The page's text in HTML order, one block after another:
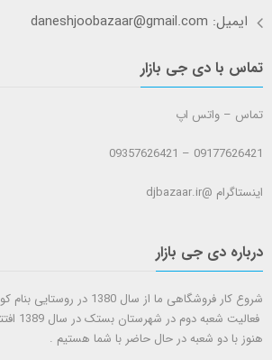
ایمیل: daneshjoobazaar@gmail.com
تماس با دی جی بازار
تماس – واتس اپ
09177626421 – 09357626421
اینستاگرام @djbazaar.ir
درباره دی جی بازار
شروع کار فروشگاهی ما از سال
هنوز با دو شعبه در حال حاضر با شما هستيم .